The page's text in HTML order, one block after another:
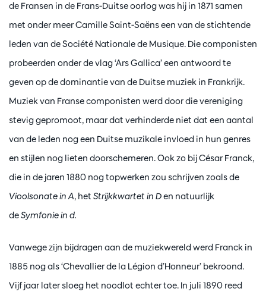
de Fransen in de Frans-Duitse oorlog was hij in 1871 samen
met onder meer Camille Saint-Saëns een van de stichtende
leden van de Société Nationale de Musique. Die componisten
probeerden onder de vlag ‘Ars Gallica’ een antwoord te
geven op de dominantie van de Duitse muziek in Frankrijk.
Muziek van Franse componisten werd door die vereniging
stevig gepromoot, maar dat verhinderde niet dat een aantal
van de leden nog een Duitse muzikale invloed in hun genres
en stijlen nog lieten doorschemeren. Ook zo bij César Franck,
die in de jaren 1880 nog topwerken zou schrijven zoals de
Vioolsonate in A, het Strijkkwartet in Den natuurlijk
deSymfonie in d.
Vanwege zijn bijdragen aan de muziekwereld werd Franck in
1885 nog als ‘Chevallier de la Légion d’Honneur’ bekroond.
Vijf jaar later sloeg het noodlot echter toe. In juli 1890 reed